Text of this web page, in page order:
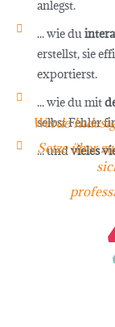
anlegst.
... wie du
erstellst, sie
exportierst.
... wie du mit
selbst Fehler
... undvieles
Werde
Setze über